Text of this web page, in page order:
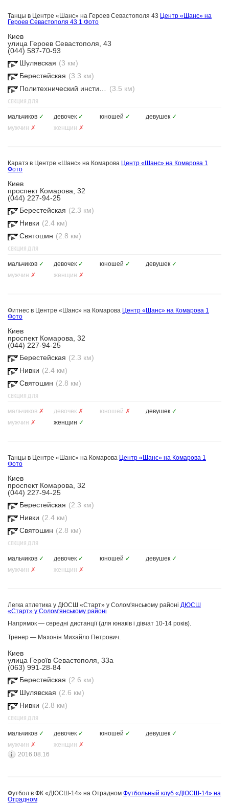
Танцы в Центре «Шанс» на Героев Севастополя 43 Центр «Шанс» на
Героев Севастополя 43 1 Фото
Киев
улица Героев Севастополя, 43
(044) 587-70-93
Шулявская (3 км)
Берестейская (3.3 км)
(3.5 км)
СЕКЦИЯ ДЛЯ
мальчиков ✓ девочек ✓ юношей ✓ девушек ✓
мужчин ✗ женщин ✗
Каратэ в Центре «Шанс» на Комарова Центр «Шанс» на Комарова 1
Фото
Киев
проспект Комарова, 32
(044) 227-94-25
Берестейская (2.3 км)
Нивки (2.4 км)
Святошин (2.8 км)
СЕКЦИЯ ДЛЯ
мальчиков ✓ девочек ✓ юношей ✓ девушек ✓
мужчин ✗ женщин ✗
Фитнес в Центре «Шанс» на Комарова Центр «Шанс» на Комарова 1
Фото
Киев
проспект Комарова, 32
(044) 227-94-25
Берестейская (2.3 км)
Нивки (2.4 км)
Святошин (2.8 км)
СЕКЦИЯ ДЛЯ
мальчиков ✗ девочек ✗ юношей ✗ девушек ✓
мужчин ✗ женщин ✓
Танцы в Центре «Шанс» на Комарова Центр «Шанс» на Комарова 1
Фото
Киев
проспект Комарова, 32
(044) 227-94-25
Берестейская (2.3 км)
Нивки (2.4 км)
Святошин (2.8 км)
СЕКЦИЯ ДЛЯ
мальчиков ✓ девочек ✓ юношей ✓ девушек ✓
мужчин ✗ женщин ✗
Легка атлетика у ДЮСШ «Старт» у Солом'янському районі ДЮСШ
«Старт» у Солом'янському районі
Напрямок — середні дистанції (для юнаків і дівчат 10-14 років).
Тренер — Махонін Михайло Петрович.
Киев
улица Героїв Севастополя, 33а
(063) 991-28-84
Берестейская (2.6 км)
Шулявская (2.6 км)
Нивки (2.8 км)
СЕКЦИЯ ДЛЯ
мальчиков ✓ девочек ✓ юношей ✓ девушек ✓
мужчин ✗ женщин ✗
2016.08.16
Футбол в ФК «ДЮСШ-14» на Отрадном Футбольный клуб «ДЮСШ-14» на
Отрадном